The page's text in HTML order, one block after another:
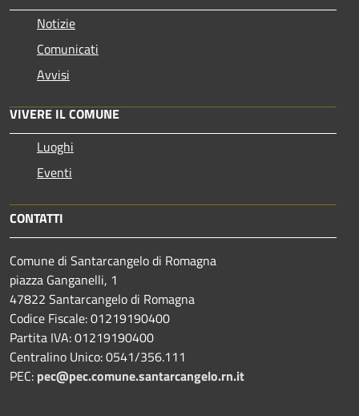
Notizie
Comunicati
Avvisi
VIVERE IL COMUNE
Luoghi
Eventi
CONTATTI
Comune di Santarcangelo di Romagna
piazza Ganganelli, 1
47822 Santarcangelo di Romagna
Codice Fiscale: 01219190400
Partita IVA: 01219190400
Centralino Unico: 0541/356.111
PEC: pec@pec.comune.santarcangelo.rn.it